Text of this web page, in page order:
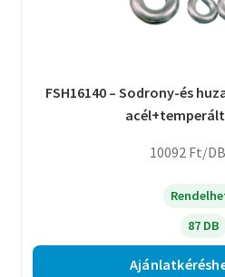
FSH16140 – Sodrony-és
10092 Ft/DB
87 DB